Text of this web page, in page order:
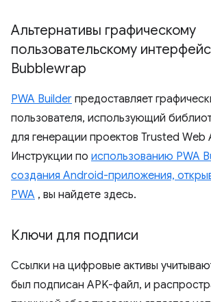
Альтернативы графическому
пользовательскому
Bubblewrap
PWA Builder предоставляет
пользователя, использующий
для генерации проектов Trusted Web
Инструкции по использованию PWA
создания Android-приложения,
PWA , вы найдете здесь.
Ключи для подписи
Ссылки на цифровые активы
был подписан APK-файл, и